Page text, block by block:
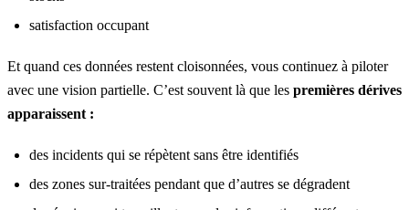
satisfaction occupant
Et quand ces données restent cloisonnées, vous continuez à piloter
avec une vision partielle. C’est souvent là que les premières dérives
apparaissent :
des incidents qui se répètent sans être identifiés
des zones sur-traitées pendant que d’autres se dégradent